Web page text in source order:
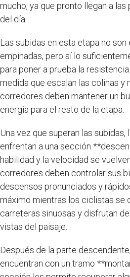
mucho, ya que pronto llegan a
del día.
Las subidas en esta etapa no
empinadas, pero sí lo
para poner a prueba la
medida que escalan las colinas y
corredores deben mantener un
energía para el resto de la etapa.
Una vez que superan las
enfrentan a una sección
habilidad y la velocidad se
corredores deben controlar sus
descensos pronunciados y
máximo mientras los ciclistas se
carreteras sinuosas y disfrutan
vistas del paisaje.
Después de la parte
encuentran con un tramo